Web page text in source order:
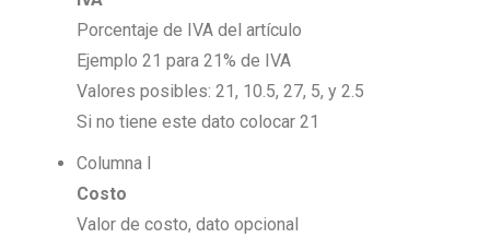
Porcentaje de IVA del artículo
Ejemplo 21 para 21% de IVA
Valores posibles: 21, 10.5, 27, 5, y 2.5
Si no tiene este dato colocar 21
Columna I
Costo
Valor de costo, dato opcional